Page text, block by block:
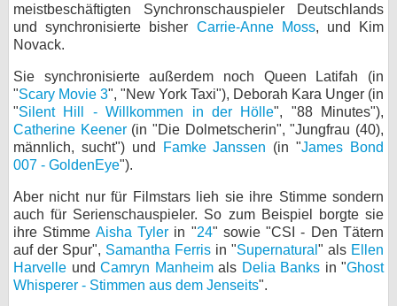
meistbeschäftigten Synchronschauspieler Deutschlands
und synchronisierte bisher Carrie-Anne Moss, und Kim
Novack.
Sie synchronisierte außerdem noch Queen Latifah (in
"Scary Movie 3", "New York Taxi"), Deborah Kara Unger (in
"Silent Hill - Willkommen in der Hölle", "88 Minutes"),
Catherine Keener(in "Die Dolmetscherin", "Jungfrau (40),
männlich, sucht") und
Famke Janssen (in "James Bond
007 - GoldenEye").
Aber nicht nur für Filmstars lieh sie ihre Stimme sondern
auch für Serienschauspieler. So zum Beispiel borgte sie
ihre Stimme Aisha Tylerin "24" sowie "CSI - Den Tätern
auf der Spur", Samantha Ferris in "Supernatural " als Ellen
Harvelle und Camryn Manheimals Delia Banks in "Ghost
Whisperer - Stimmen aus dem Jenseits".
bei Facebook
Kontakt
Nutzungsbedingungen
Datenschutz
Cookie-Einstellungen
Impressum
Desktop-Ansicht
myFanbase